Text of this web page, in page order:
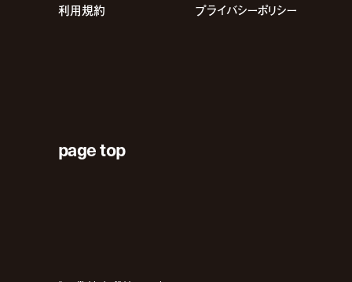
利用規約 プライバシーポリシー
page top